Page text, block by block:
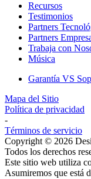
Recursos
Testimonios
Partners
Partners
Trabaja con
Música
Garantía VS
Mapa del Sitio
Política de privacidad
-
Términos de servicio
Copyright © 2026
Todos los derechos
Este sitio web utiliza
Asumiremos que está